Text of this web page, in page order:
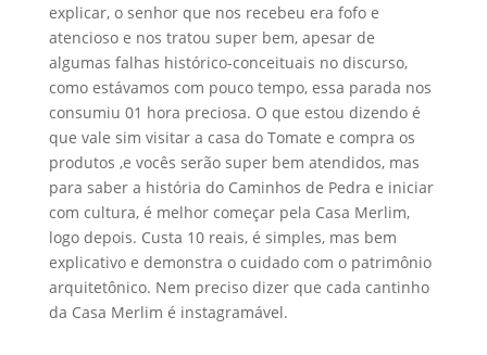
explicar, o senhor que nos recebeu era fofo e
atencioso e nos tratou super bem, apesar de
algumas falhas histórico-conceituais no discurso,
como estávamos com pouco tempo, essa parada nos
consumiu 01 hora preciosa. O que estou dizendo é
que vale sim visitar a casa do Tomate e compra os
produtos ,e vocês serão super bem atendidos, mas
para saber a história do Caminhos de Pedra e iniciar
com cultura, é melhor começar pela Casa Merlim,
logo depois. Custa 10 reais, é simples, mas bem
explicativo e demonstra o cuidado com o patrimônio
arquitetônico. Nem preciso dizer que cada cantinho
da Casa Merlim é instagramável.